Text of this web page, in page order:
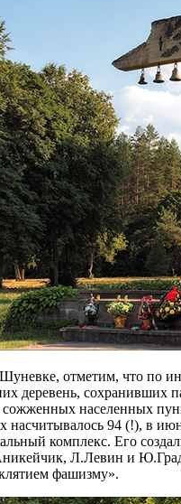
отметим, что по
деревень, сохранивших
сожженных населенных
насчитывалось 94 (!), в
комплекс. Его
Л.Левин и
фашизму».